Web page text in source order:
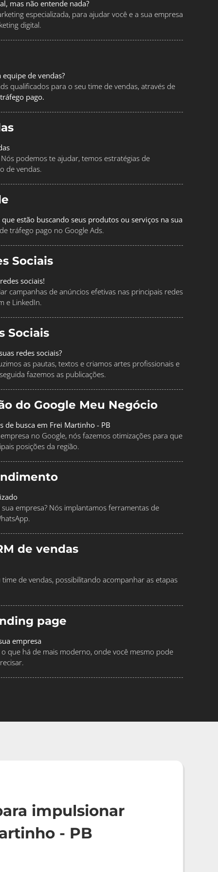
mas não entende nada?
especializada, para ajudar você e a sua empresa
digital.
de vendas?
qualificados para o seu time de vendas, através de
tráfego pago.
podemos te ajudar, temos estratégias de
de vendas.
estão buscando seus produtos ou serviços na sua
tráfego pago no Google Ads.
Sociais
sociais!
campanhas de anúncios efetivas nas principais redes
e LinkedIn.
Sociais
redes sociais?
as pautas, textos e criamos artes profissionais e
fazemos as publicações.
do Google Meu Negócio
de busca em Frei Martinho - PB
no Google, nós fazemos otimizações para que
posições da região.
empresa? Nós implantamos ferramentas de
de vendas
de vendas, possibilitando acompanhar as etapas
page
empresa
que há de mais moderno, onde você mesmo pode
impulsionar
- PB